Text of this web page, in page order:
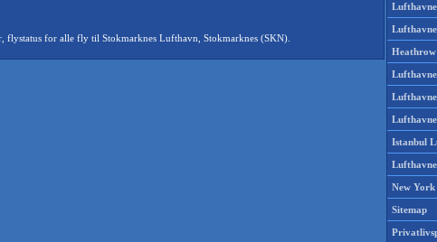
for alle fly til Stokmarknes Lufthavn, Stokmarknes (SKN).
Istanbul
New
Sitemap